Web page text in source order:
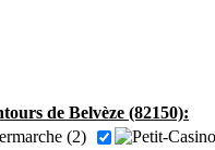
de Belvèze (82150):
(2)